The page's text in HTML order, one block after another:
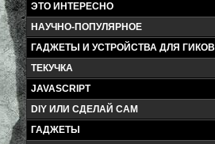
ЭТО ИНТЕРЕСНО
НАУЧНО-ПОПУЛЯРНОЕ
ГАДЖЕТЫ И УСТРОЙСТВА ДЛЯ ГИКОВ
ТЕКУЧКА
JAVASCRIPT
DIY ИЛИ СДЕЛАЙ САМ
ГАДЖЕТЫ